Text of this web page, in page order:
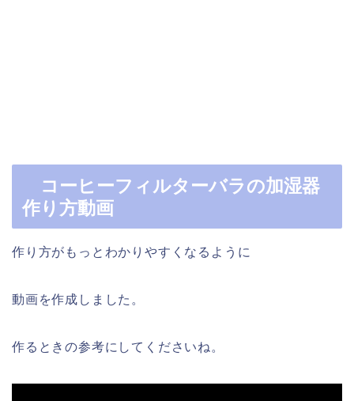
コーヒーフィルターバラの加湿器
作り方動画
作り方がもっとわかりやすくなるように
動画を作成しました。
作るときの参考にしてくださいね。